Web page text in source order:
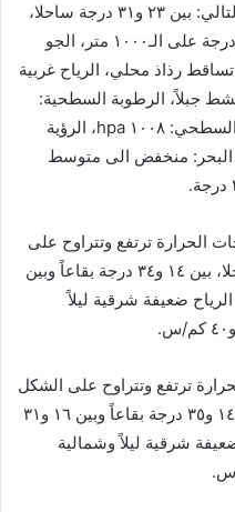
الحرارة تتراوح على الشكل التالي: بين ٢٣ و٣١ درجة ساحلا،
بين ١٦ و٣٣ درجة بقاعاً وبين ١٨ و٢٧ درجة على الـ١٠٠٠ متر، الجو
رذاذ محلي، الرياح غربية
١٠ و٤٠ كم/س تنشط جبلاً، الرطوبة السطحية:
ساحلا بين ٦٠ و٨٥ ٪، الضغط الجوي السطحي: ١٠٠٨ hpa، الرؤية
البحر: منخفض الى متوسط
ترتفع وتتراوح على
الشكل التالي: بين ٢٣ و٣١ درجة ساحلا، بين ١٤ و٣٤ درجة بقاعاً وبين
متر، فيما الرياح ضعيفة شرقية ليلاً
ترتفع وتتراوح على الشكل
التالي: بين ٢٥ و٣٤ درجة ساحلا، بين ١٤ و٣٥ درجة بقاعاً وبين ١٦ و٣١
الرياح ضعيفة شرقية ليلاً وشمالية